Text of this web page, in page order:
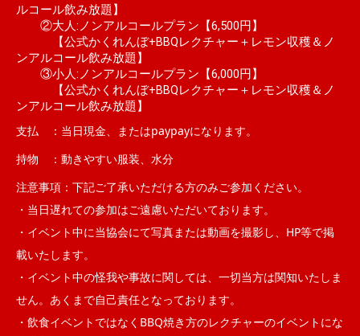
ルコール飲み放題】
②大人:ノンアルコールプラン【6,500円】
【公式かくれんぼ+BBQレクチャー＋レモン収穫＆ノ
ンアルコール飲み放題】
③小人:ノンアルコールプラン【6,000円】
【公式かくれんぼ+BBQレクチャー＋レモン収穫＆ノ
ンアルコール飲み放題】
支払 ：当日現金、またはpaypayになります。
持物 ：動きやすい服装、水分
注意事項：下記ご了承いただける方のみご参加ください。
・当日遅れての参加はご遠慮いただいております。
・イベント中に当協会にて写真または動画を撮影し、HP等で掲
載いたします。
・イベント中の怪我や事故に関しては、一切当方は関知いたしま
せん。あくまで自己責任となっております。
・飲食イベントではなくBBQ焼き方のレクチャーのイベントにな